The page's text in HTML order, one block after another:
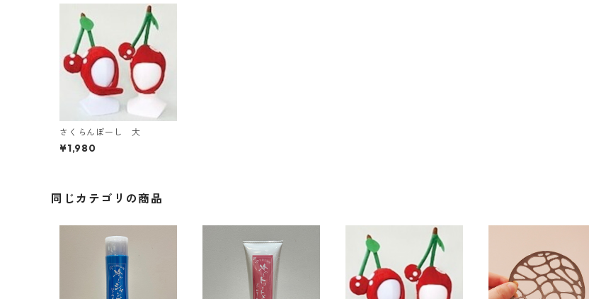
さくらんぼーし 大
¥1,980
同じカテゴリの商品